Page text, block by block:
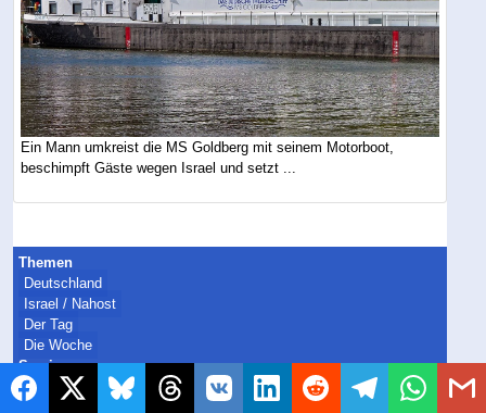
Ein Mann umkreist die MS Goldberg mit seinem Motorboot,
beschimpft Gäste wegen Israel und setzt ...
Themen
Deutschland
Israel / Nahost
Der Tag
Die Woche
Service
Newsletter